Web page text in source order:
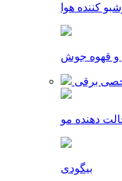
کننده هوا
قهوه جوش
برقی
دهنده مو
بیگودی